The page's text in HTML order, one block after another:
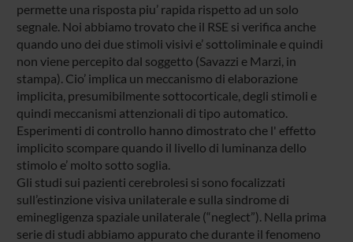
permette una risposta piu’ rapida rispetto ad un solo
segnale. Noi abbiamo trovato che il RSE si verifica anche
quando uno dei due stimoli visivi e’ sottoliminale e quindi
non viene percepito dal soggetto (Savazzi e Marzi, in
stampa). Cio’ implica un meccanismo di elaborazione
implicita, presumibilmente sottocorticale, degli stimoli e
quindi meccanismi attenzionali di tipo automatico.
Esperimenti di controllo hanno dimostrato che l' effetto
implicito scompare quando il livello di luminanza dello
stimolo e’ molto sotto soglia.
Gli studi sui pazienti cerebrolesi si sono focalizzati
sull’estinzione visiva unilaterale e sulla sindrome di
eminegligenza spaziale unilaterale (“neglect”). Nella prima
serie di studi abbiamo appurato che durante il fenomeno